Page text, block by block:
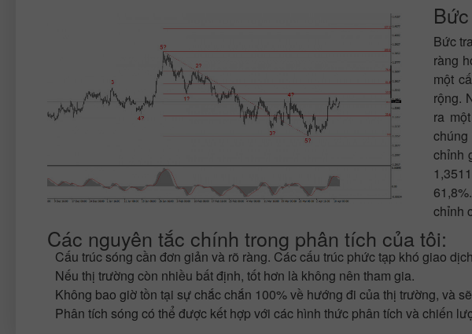
Bức
ràng
một
rộng.
ra
chỉnh
chỉnh
Các nguyên tắc chính trong phân tích của tôi:
Cấu trúc sóng cần đơn giản và rõ ràng. Các cấu trúc phức tạp khó giao
Nếu thị trường còn nhiều bất định, tốt hơn là không nên tham gia.
Không bao giờ tồn tại sự chắc chắn 100% về hướng đi của thị trường, và
Phân tích sóng có thể được kết hợp với các hình thức phân tích và chiến